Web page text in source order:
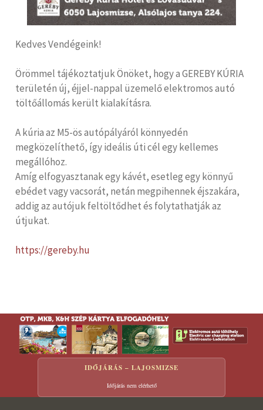
Kedves Vendégeink!
Örömmel tájékoztatjuk Önöket, hogy a GEREBY KÚRIA
területén új, éjjel-nappal üzemelő elektromos autó
töltőállomás került kialakításra.
A kúria az M5-ös autópályáról könnyedén
megközelíthető, így ideális úti cél egy kellemes
megállóhoz.
Amíg elfogyasztanak egy kávét, esetleg egy könnyű
ebédet vagy vacsorát, netán megpihennek éjszakára,
addig az autójuk feltöltődhet és folytathatják az
útjukat.
https://gereby.hu
IDŐJÁRÁS – LAJOSMIZSE
Időjárás nem elérhető